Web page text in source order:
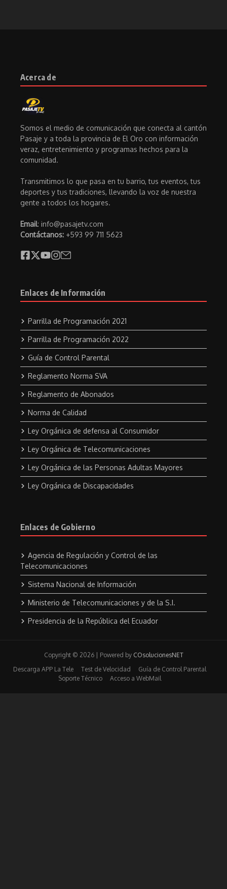
Acerca de
Somos el medio de comunicación que conecta al cantón
Pasaje y a toda la provincia de El Oro con información
veraz, entretenimiento y programas hechos para la
comunidad.
Transmitimos lo que pasa en tu barrio, tus eventos, tus
deportes y tus tradiciones, llevando la voz de nuestra
gente a todos los hogares.
Email: info@pasajetv.com
Contáctanos: +593 99 711 5623
Enlaces de Información
Parrilla de Programación 2021
Parrilla de Programación 2022
Guía de Control Parental
Reglamento Norma SVA
Reglamento de Abonados
Norma de Calidad
Ley Orgánica de defensa al Consumidor
Ley Orgánica de Telecomunicaciones
Ley Orgánica de las Personas Adultas Mayores
Ley Orgánica de Discapacidades
Enlaces de Gobierno
Agencia de Regulación y Control de las
Telecomunicaciones
Sistema Nacional de Información
Ministerio de Telecomunicaciones y de la S.I.
Presidencia de la República del Ecuador
Copyright © 2026 | Powered by COsolucionesNET
Descarga APP La Tele
Test de Velocidad
Guía de Control Parental
Soporte Técnico
Acceso a WebMail